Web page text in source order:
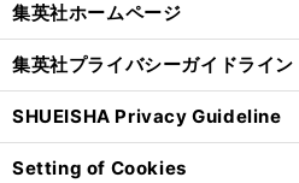
集英社ホームページ
集英社プライバシーガイドライン
SHUEISHA Privacy Guideline
Setting of Cookies